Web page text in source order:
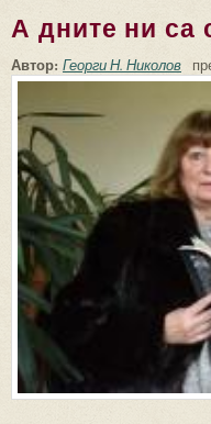
А дните ни са
Автор: Георги Н. Николов